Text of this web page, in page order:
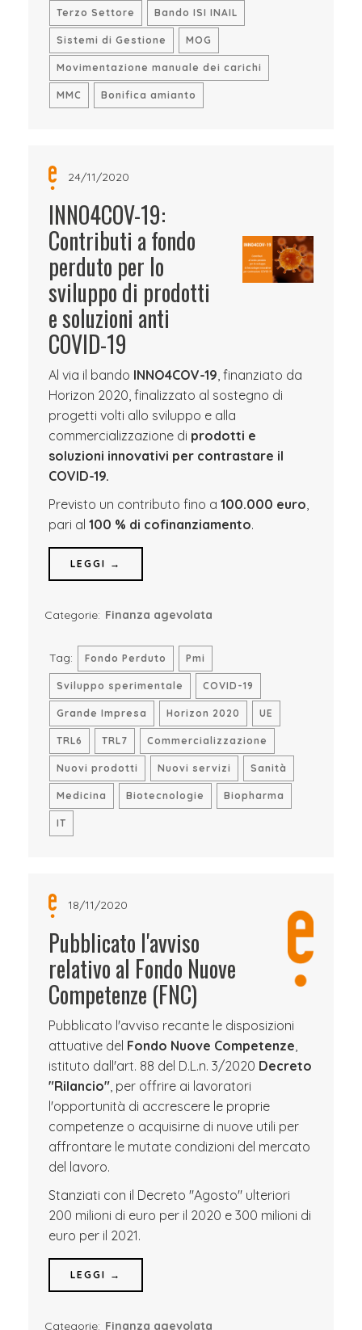
Terzo Settore Bando ISI INAIL
Sistemi di Gestione MOG
Movimentazione manuale dei carichi
MMC Bonifica amianto
24/11/2020
INNO4COV-19:
Contributi a fondo
perduto per lo
sviluppo di prodotti
e soluzioni anti
COVID-19
Al via il bando INNO4COV-19, finanziato da
Horizon 2020, finalizzato al sostegno di
progetti volti allo sviluppo e alla
commercializzazione di prodotti e
soluzioni innovativi per contrastare il
COVID-19.
Previsto un contributo fino a 100.000 euro,
pari al 100 % di cofinanziamento.
LEGGI →
Categorie: Finanza agevolata
Tag: Fondo Perduto Pmi
Sviluppo sperimentale COVID-19
Grande Impresa Horizon 2020 UE
TRL6 TRL7 Commercializzazione
Nuovi prodotti Nuovi servizi Sanità
Medicina Biotecnologie Biopharma
IT
18/11/2020
Pubblicato l'avviso
relativo al Fondo Nuove
Competenze (FNC)
Pubblicato l'avviso recante le disposizioni
attuative del Fondo Nuove Competenze,
istituto dall'art. 88 del D.L.n. 3/2020 Decreto
"Rilancio", per offrire ai lavoratori
l'opportunità di accrescere le proprie
competenze o acquisirne di nuove utili per
affrontare le mutate condizioni del mercato
del lavoro.
Stanziati con il Decreto "Agosto" ulteriori
200 milioni di euro per il 2020 e 300 milioni di
euro per il 2021.
LEGGI →
Categorie: Finanza agevolata